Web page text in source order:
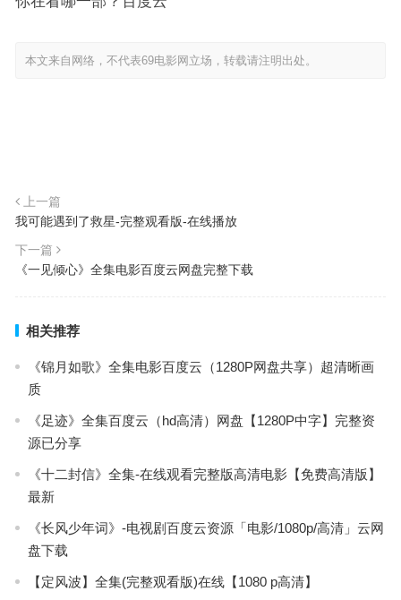
本文来自网络，不代表69电影网立场，转载请注明出处。
上一篇
我可能遇到了救星-完整观看版-在线播放
下一篇
《一见倾心》全集电影百度云网盘完整下载
相关推荐
《锦月如歌》全集电影百度云（1280P网盘共享）超清晰画
质
《足迹》全集百度云（hd高清）网盘【1280P中字】完整资
源已分享
《十二封信》全集-在线观看完整版高清电影【免费高清版】
最新
《长风少年词》-电视剧百度云资源「电影/1080p/高清」云网
盘下载
【定风波】全集(完整观看版)在线【1080 p高清】